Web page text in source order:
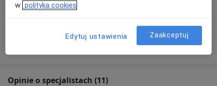
ANTIDOTUM Spółka z o.o.
Broniewskiego 3a, 33-300 Nowy Sącz
Opinie o specjalistach (11)
w polityka cookies
Edytuj ustawienia Zaakceptuj